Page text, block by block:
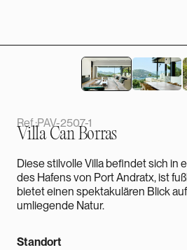
Villa Can Borras
Ref.:PAV-2507-1
Diese stilvolle Villa befindet sich in
des Hafens von Port Andratx, ist
bietet einen spektakulären Blick
umliegende Natur.
Standort